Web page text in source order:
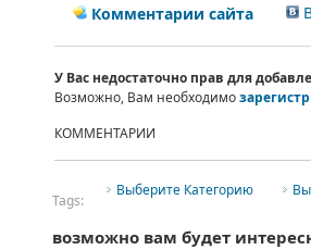
Комментарии сайта
У Вас недостаточно прав для
Возможно, Вам необходимо
КОММЕНТАРИИ
Tags:
Выберите Категорию
возможно вам будет